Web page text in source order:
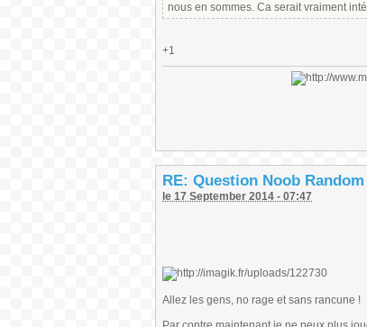
nous en sommes. Ca serait vraiment
+1
RE: Question Noob Random
le 17 September 2014 - 07:47
Allez les gens, no rage et sans rancune !